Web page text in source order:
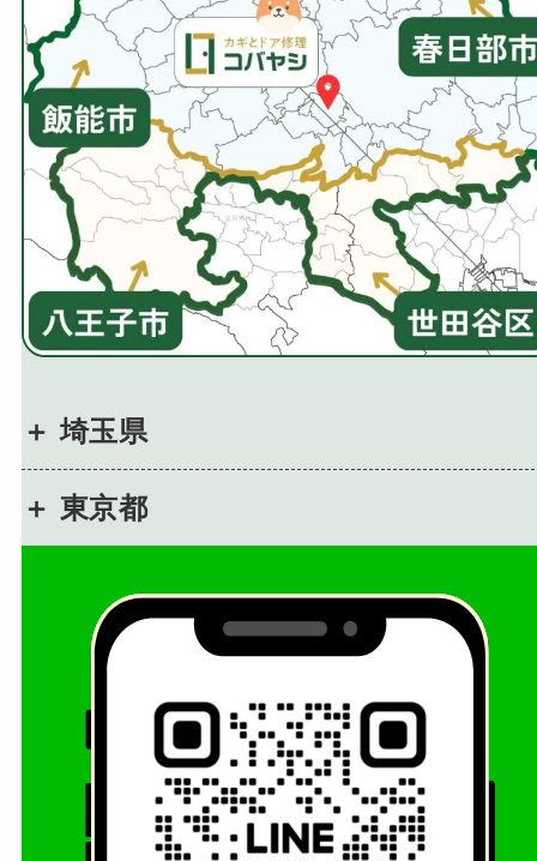
埼玉県
東京都